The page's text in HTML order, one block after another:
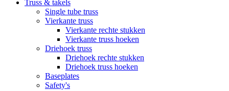
Truss & takels
Single tube truss
Vierkante truss
Vierkante rechte stukken
Vierkante truss hoeken
Driehoek truss
Driehoek rechte stukken
Driehoek truss hoeken
Baseplates
Safety's